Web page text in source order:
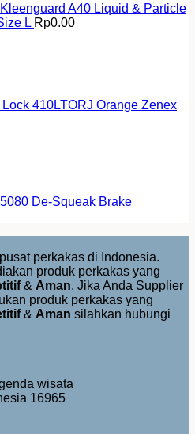
A40 Liquid & Particle
L Rp0.00
Lock 410LTORJ Orange Zenex
De-Squeak Brake
perkakas di Indonesia.
produk perkakas yang
& Aman. Jika Anda Supplier
produk perkakas yang
& Aman silahkan hubungi
wisata
16965